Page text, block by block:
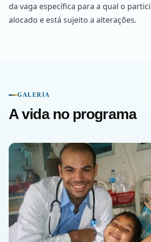
da vaga específica para a qual o
alocado e está sujeito a alterações.
GALERIA
A vida no programa